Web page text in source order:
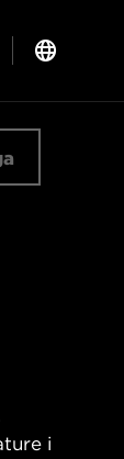
i